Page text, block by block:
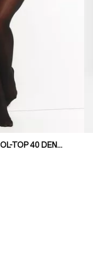
PACK DE 2 PANTYS CONTROL-TOP 40 DENIERS